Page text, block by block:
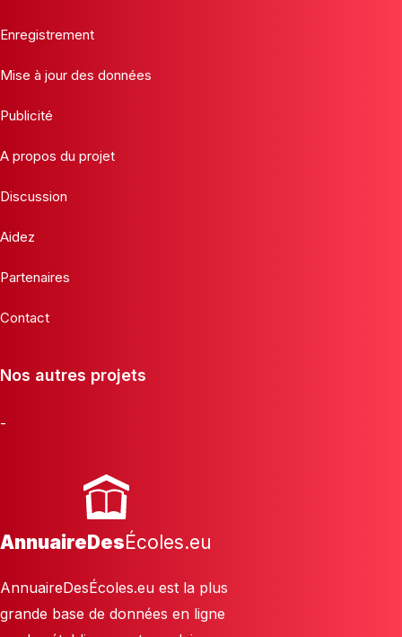
Enregistrement
Mise à jour des données
Publicité
A propos du projet
Discussion
Aidez
Partenaires
Contact
Nos autres projets
-
AnnuaireDesÉcoles.eu
AnnuaireDesÉcoles.eu est la plus
grande base de données en ligne